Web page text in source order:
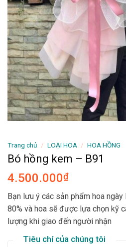
Trang chủ / LOẠI HOA / HOA HỒNG
Bó hồng kem – B91
4.500.000₫
Bạn lưu ý các sản phẩm hoa
80% và hoa sẽ được lựa chọn kỹ
lượng khi giao đến người nhận
Tiêu chí của chúng tôi